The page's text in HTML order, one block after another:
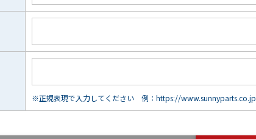
※正規表現で入力してください 例：https://www.sunnyparts.co.jp